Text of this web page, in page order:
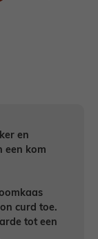
en
een kom
curd toe.
tot een